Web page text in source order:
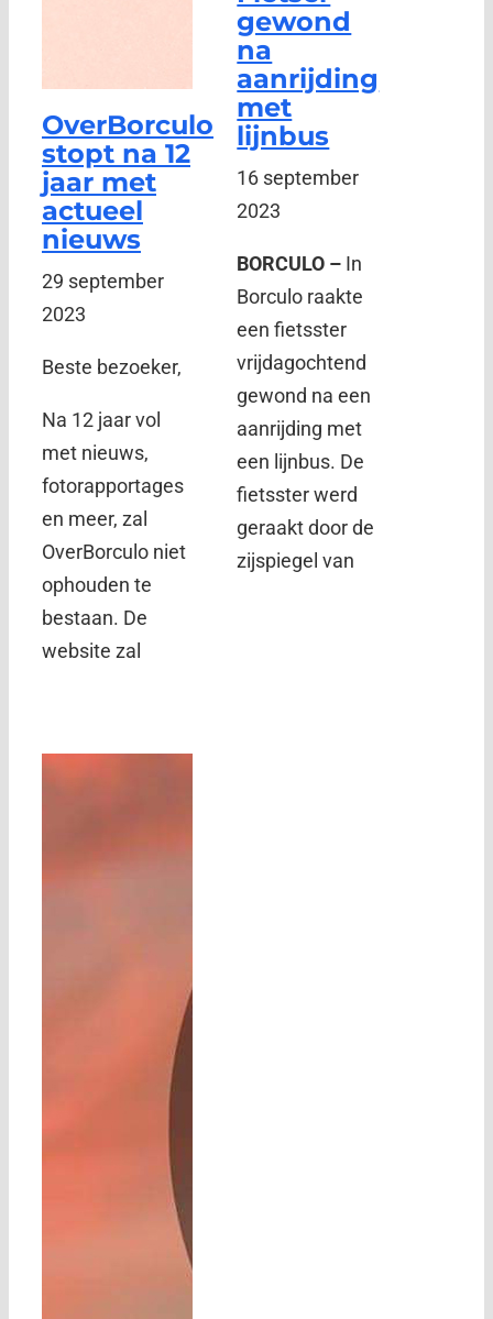
OverBorculo
stopt na 12
jaar met
actueel
nieuws
29 september
2023
Beste bezoeker,
Na 12 jaar vol
met nieuws,
fotorapportages
en meer, zal
OverBorculo niet
ophouden te
bestaan. De
website zal
gewond
na
aanrijding
met
lijnbus
16 september
2023
BORCULO – In
Borculo raakte
een fietsster
vrijdagochtend
gewond na een
aanrijding met
een lijnbus. De
fietsster werd
geraakt door de
zijspiegel van